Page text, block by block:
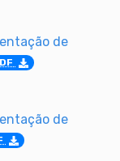
de
de